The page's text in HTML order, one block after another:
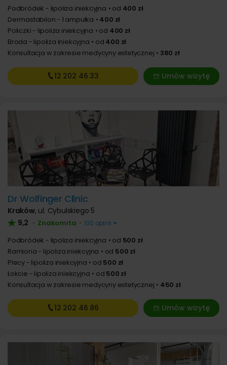
Podbródek - lipoliza iniekcyjna od 400 zł
Dermastabilon - 1 ampułka
400 zł
Policzki - lipoliza iniekcyjna
od 400 zł
Broda - lipoliza iniekcyjna
od 400 zł
Konsultacja w zakresie medycyny estetycznej
380 zł
Umów wizytę
12 202 46 33
Dr Wolfinger Clinic
Kraków, ul. Cybulskiego 5
9,2 • Znakomita • 130 opinii
Podbródek - lipoliza iniekcyjna od 500 zł
Ramiona - lipoliza iniekcyjna
od 500 zł
Plecy - lipoliza iniekcyjna
od 500 zł
Łokcie - lipoliza iniekcyjna
od 500 zł
Konsultacja w zakresie medycyny estetycznej
450 zł
Umów wizytę
12 202 46 86